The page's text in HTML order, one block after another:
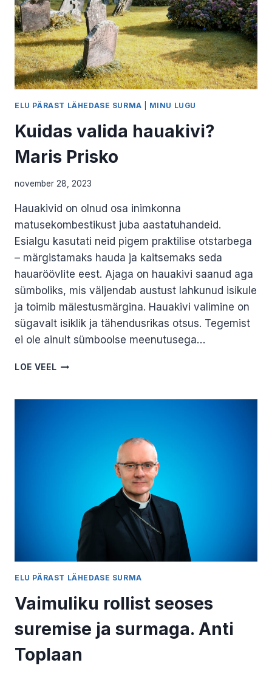
ELU PÄRAST LÄHEDASE SURMA MINU LUGU
Kuidas valida hauakivi?
Maris Prisko
november 28, 2023
Hauakivid on olnud osa inimkonna
matusekombestikust juba aastatuhandeid.
Esialgu kasutati neid pigem praktilise otstarbega
– märgistamaks hauda ja kaitsemaks seda
hauaröövlite eest. Ajaga on hauakivi saanud aga
sümboliks, mis väljendab austust lahkunud isikule
ja toimib mälestusmärgina. Hauakivi valimine on
sügavalt isiklik ja tähendusrikas otsus. Tegemist
ei ole ainult sümboolse meenutusega…
LOE VEEL KUIDAS
MARIS
ELU PÄRAST LÄHEDASE SURMA
Vaimuliku rollist seoses
suremise ja surmaga. Anti
Toplaan